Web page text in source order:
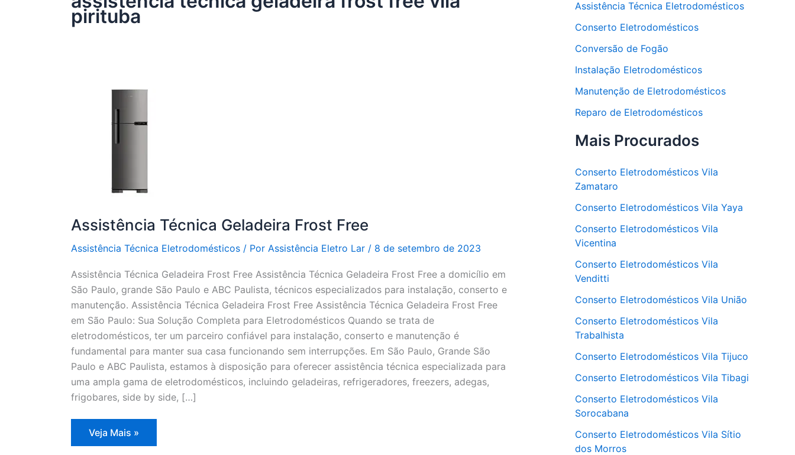
pirituba
Assistência Técnica Geladeira Frost Free
Assistência Técnica Eletrodomésticos / Por Assistência Eletro Lar / 8 de setembro de 2023
Assistência Técnica Geladeira Frost Free Assistência Técnica Geladeira Frost Free a domicílio em
São Paulo, grande São Paulo e ABC Paulista, técnicos especializados para instalação, conserto e
manutenção. Assistência Técnica Geladeira Frost Free Assistência Técnica Geladeira Frost Free
em São Paulo: Sua Solução Completa para Eletrodomésticos Quando se trata de
eletrodomésticos, ter um parceiro confiável para instalação, conserto e manutenção é
fundamental para manter sua casa funcionando sem interrupções. Em São Paulo, Grande São
Paulo e ABC Paulista, estamos à disposição para oferecer assistência técnica especializada para
uma ampla gama de eletrodomésticos, incluindo geladeiras, refrigeradores, freezers, adegas,
frigobares, side by side, […]
Assistência
Técnica
Veja Mais »
Assistência Técnica Eletrodomésticos
Conserto Eletrodomésticos
Conversão de Fogão
Instalação Eletrodomésticos
Manutenção de Eletrodomésticos
Reparo de Eletrodomésticos
Mais Procurados
Conserto Eletrodomésticos Vila
Zamataro
Conserto Eletrodomésticos Vila Yaya
Conserto Eletrodomésticos Vila
Vicentina
Conserto Eletrodomésticos Vila
Venditti
Conserto Eletrodomésticos Vila União
Conserto Eletrodomésticos Vila
Trabalhista
Conserto Eletrodomésticos Vila Tijuco
Conserto Eletrodomésticos Vila Tibagi
Conserto Eletrodomésticos Vila
Sorocabana
Conserto Eletrodomésticos Vila Sítio
dos Morros